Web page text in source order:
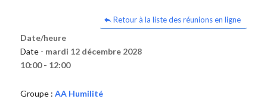
Retour à la liste des réunions en ligne
Date/heure
Date - mardi 12 décembre 2028
10:00 - 12:00
Groupe : AA Humilité